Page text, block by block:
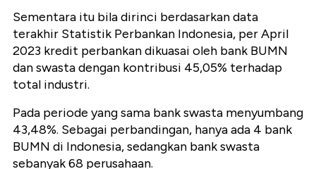
Sementara itu bila dirinci berdasarkan data
terakhir Statistik Perbankan Indonesia, per April
2023 kredit perbankan dikuasai oleh bank BUMN
dan swasta dengan kontribusi 45,05% terhadap
total industri.
Pada periode yang sama bank swasta menyumbang
43,48%. Sebagai perbandingan, hanya ada 4 bank
BUMN di Indonesia, sedangkan bank swasta
sebanyak 68 perusahaan.